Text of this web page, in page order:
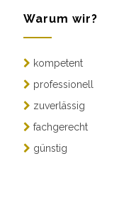
Warum wir?
kompetent
professionell
zuverlässig
fachgerecht
günstig